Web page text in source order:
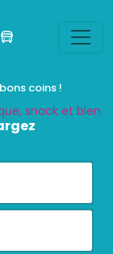
coins !
snack et bien